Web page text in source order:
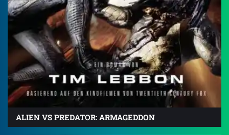
ALIEN VS PREDATOR: ARMAGEDDON